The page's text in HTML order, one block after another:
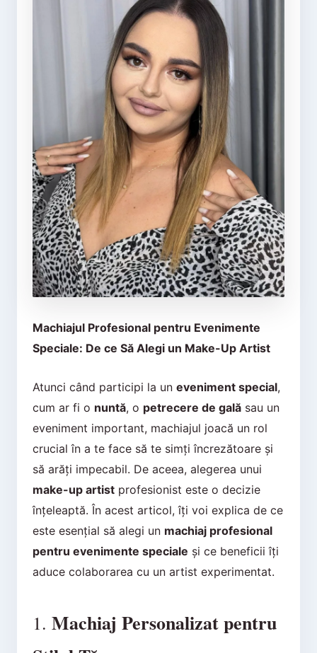
Machiajul Profesional pentru Evenimente
Speciale: De ce Să Alegi un Make-Up Artist
Atunci când participi la un eveniment special,
cum ar fi o nuntă, o petrecere de galăsau un
eveniment important, machiajul joacă un rol
crucial în a te face să te simți încrezătoare și
să arăți impecabil. De aceea, alegerea unui
make-up artistprofesionist este o decizie
înțeleaptă. În acest articol, îți voi explica de ce
este esențial să alegi un machiaj profesional
pentru evenimente speciale și ce beneficii îți
aduce colaborarea cu un artist experimentat.
1. Machiaj Personalizat pentru